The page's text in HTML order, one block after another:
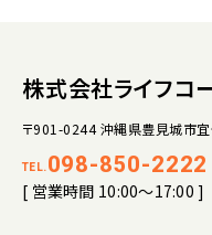
株式会社ライフコ
〒901-0244 沖縄県豊見城市
TEL. 098-850-2222
[ 営業時間 10:00～17:00 ]